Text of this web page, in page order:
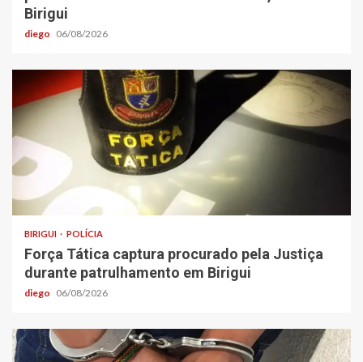
Birigui
diego 06/08/2026
BIRIGUI POLÍCIA
Força Tática captura procurado pela Justiça
durante patrulhamento em Birigui
diego 06/08/2026